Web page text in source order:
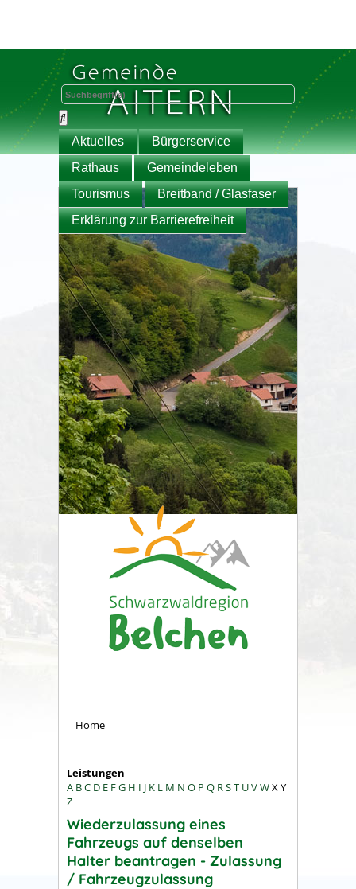
Aktuelles
Bürgerservice
Rathaus
Gemeindeleben
Tourismus
Breitband / Glasfaser
Erklärung zur Barrierefreiheit
Home
Leistungen
A BC D E FG H I J K L M N O P Q RST UVWXY
Z
Wiederzulassung eines
Fahrzeugs auf denselben
Halter beantragen - Zulassung
/ Fahrzeugzulassung